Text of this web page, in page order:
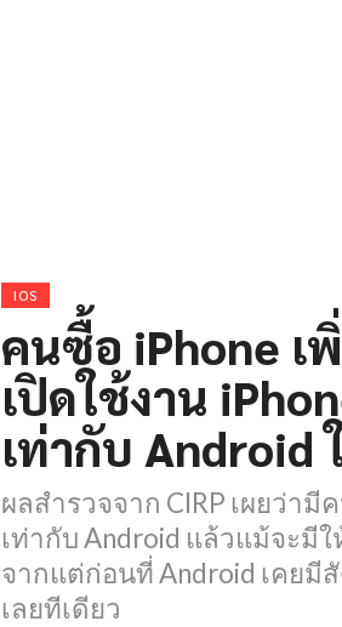
IOS
คนซื้อ iPhone เ
เปิดใช้งาน
เท่ากับ Android
ผลสำรวจจาก CIRP เผยว่ามี
เท่ากับ Android แล้วแม้จะมี
จากแต่ก่อนที่ Android เคยมี
เลยทีเดียว